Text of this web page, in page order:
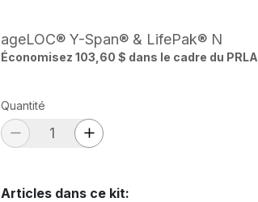
ageLOC® Y-Span® & LifePak® N
Économisez 103,60 $ dans le cadre du PRLA
Quantité
Articles dans ce kit: